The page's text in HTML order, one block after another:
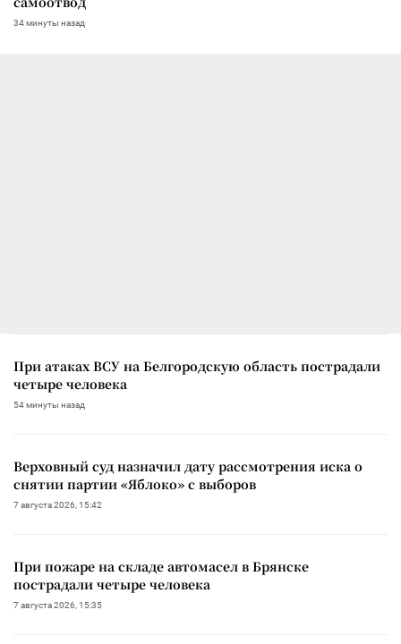
34 минуты назад
При атаках ВСУ на Белгородскую область пострадали
четыре человека
54 минуты назад
Верховный суд назначил дату рассмотрения иска о
снятии партии «Яблоко» с выборов
7 августа 2026, 15:42
При пожаре на складе автомасел в Брянске
пострадали четыре человека
7 августа 2026, 15:35